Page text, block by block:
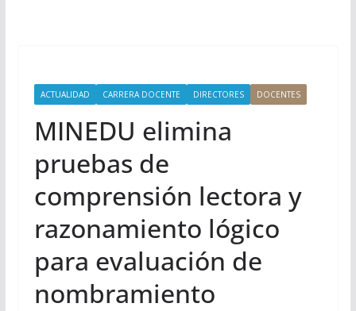
ACTUALIDAD CARRERA DOCENTE DIRECTORES DOCENTES
MINEDU elimina
pruebas de
comprensión lectora y
razonamiento lógico
para evaluación de
nombramiento